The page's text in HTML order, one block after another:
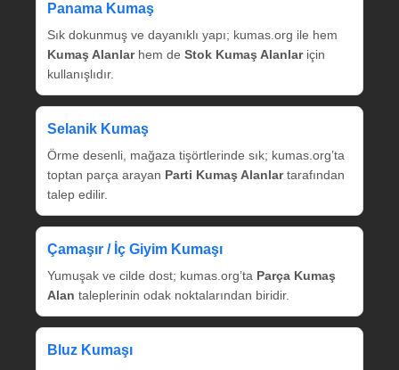
Panama Kumaş
Sık dokunmuş ve dayanıklı yapı; kumas.org ile hem
Kumaş Alanlarhem de Stok Kumaş Alanlariçin
kullanışlıdır.
Selanik Kumaş
Örme desenli, mağaza tişörtlerinde sık; kumas.org’ta
toptan parça arayan Parti Kumaş Alanlartarafından
talep edilir.
Çamaşır / İç Giyim Kumaşı
Yumuşak ve cilde dost; kumas.org’ta Parça Kumaş
Alan taleplerinin odak noktalarından biridir.
Bluz Kumaşı